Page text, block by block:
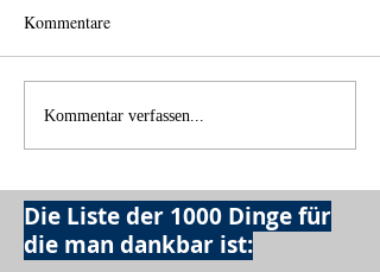
Kommentare
Kommentar verfassen...
Die Liste der 1000 Dinge für
die man dankbar ist: